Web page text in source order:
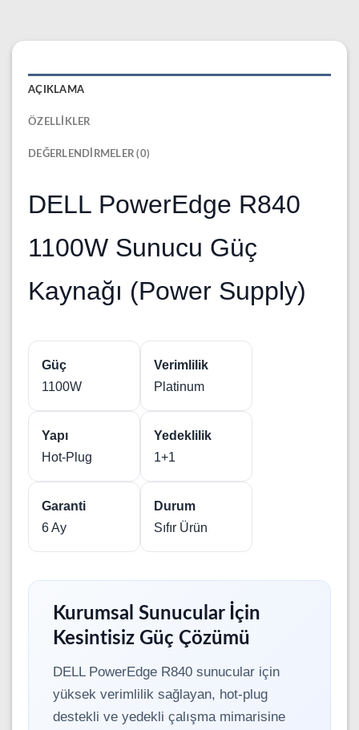
AÇIKLAMA
ÖZELLIKLER
DEĞERLENDIRMELER (0)
DELL PowerEdge R840
1100W Sunucu Güç
Kaynağı (Power Supply)
Güç
1100W
Verimlilik
Platinum
Yapı
Hot-Plug
Yedeklilik
1+1
Garanti
6 Ay
Durum
Sıfır Ürün
Kurumsal Sunucular İçin
Kesintisiz Güç Çözümü
DELL PowerEdge R840 sunucular için
yüksek verimlilik sağlayan, hot-plug
destekli ve yedekli çalışma mimarisine